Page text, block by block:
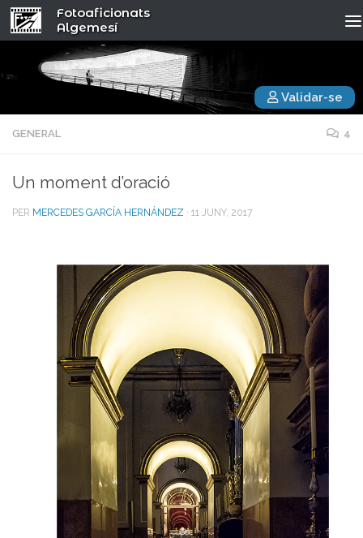
Fotoaficionats
Algemesí
Validar-se
GENERAL 4
Un moment d’oració
PER MERCEDES GARCÍA HERNÁNDEZ · 11 JUNY, 2017